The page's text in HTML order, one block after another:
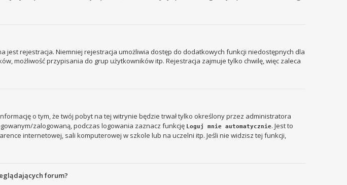
jest rejestracja. Niemniej rejestracja umożliwia dostęp do dodatkowych funkcji niedostępnych dla
możliwość przypisania do grup użytkowników itp. Rejestracja zajmuje tylko chwilę, więc zaleca
o tym, że twój pobyt na tej witrynie będzie trwał tylko określony przez administratora
zalogowaną, podczas logowania zaznacz funkcję Loguj mnie automatycznie. Jest to
internetowej, sali komputerowej w szkole lub na uczelni itp. Jeśli nie widzisz tej funkcji,
forum?